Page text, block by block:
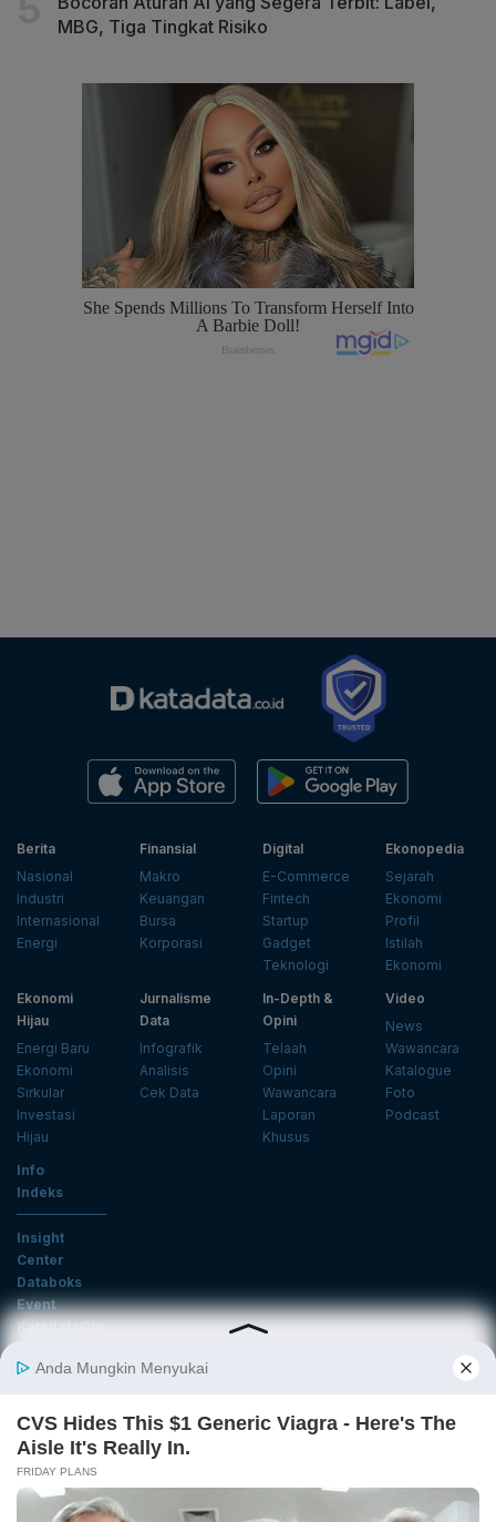
MBG, Tiga Tingkat Risiko
Berita
Nasional
Industri
Internasional
Energi
Finansial
Makro
Keuangan
Bursa
Korporasi
Digital
E-Commerce
Fintech
Startup
Gadget
Teknologi
Ekonopedia
Sejarah
Ekonomi
Profil
Istilah
Ekonomi
Ekonomi
Hijau
Energi Baru
Ekonomi
Sirkular
Investasi
Hijau
Jurnalisme
Data
Infografik
Analisis
Cek Data
In-Depth &
Opini
Telaah
Opini
Wawancara
Laporan
Khusus
Video
News
Wawancara
Katalogue
Foto
Podcast
Info
Indeks
Insight
Center
Databoks
Event
KatadataOto
Email
Daftar